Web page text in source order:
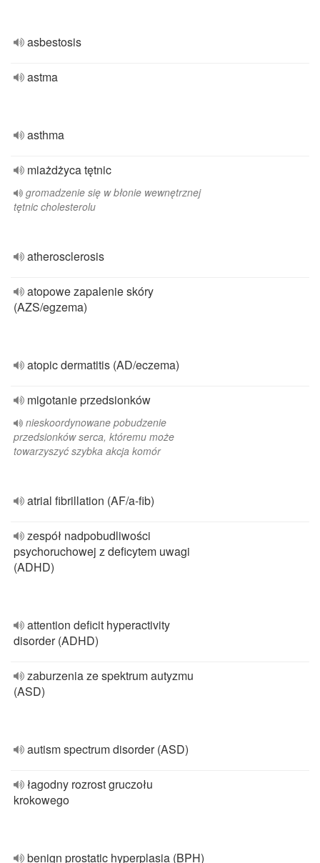
asbestosis
astma
asthma
miażdżyca tętnic
gromadzenie się w błonie wewnętrznej
tętnic cholesterolu
atherosclerosis
atopowe zapalenie skóry
(AZS/egzema)
atopic dermatitis (AD/eczema)
migotanie przedsionków
nieskoordynowane pobudzenie
przedsionków serca, któremu może
towarzyszyć szybka akcja komór
atrial fibrillation (AF/a-fib)
zespół nadpobudliwości
psychoruchowej z deficytem uwagi
(ADHD)
attention deficit hyperactivity
disorder (ADHD)
zaburzenia ze spektrum autyzmu
(ASD)
autism spectrum disorder (ASD)
łagodny rozrost gruczołu
krokowego
benign prostatic hyperplasia (BPH)